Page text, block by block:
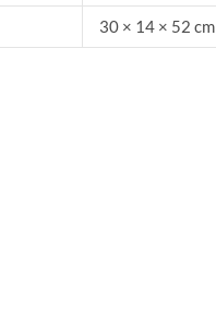
30 × 14 × 52 cm